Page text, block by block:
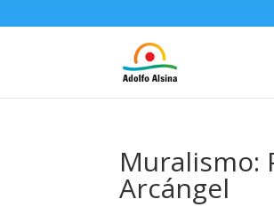
Muralismo:
Arcángel